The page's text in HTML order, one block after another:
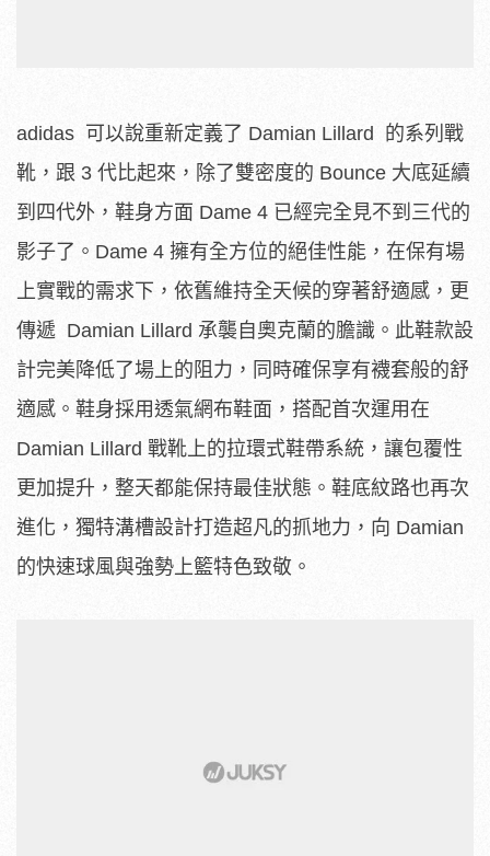
adidas 可以說重新定義了 Damian Lillard 的系列戰
靴，跟 3 代比起來，除了雙密度的 Bounce 大底延續
到四代外，鞋身方面 Dame 4 已經完全見不到三代的
影子了。Dame 4 擁有全方位的絕佳性能，在保有場
上實戰的需求下，依舊維持全天候的穿著舒適感，更
傳遞 Damian Lillard 承襲自奧克蘭的膽識。此鞋款設
計完美降低了場上的阻力，同時確保享有襪套般的舒
適感。鞋身採用透氣網布鞋面，搭配首次運用在
Damian Lillard 戰靴上的拉環式鞋帶系統，讓包覆性
更加提升，整天都能保持最佳狀態。鞋底紋路也再次
進化，獨特溝槽設計打造超凡的抓地力，向 Damian
的快速球風與強勢上籃特色致敬。